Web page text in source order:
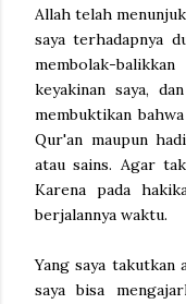
Allah telah
saya terhadapnya
membolak-
keyakinan saya,
membuktikan
Qur'an maupun
atau sains. Agar
Karena pada
berjalannya waktu.
Yang saya takutkan
saya bisa